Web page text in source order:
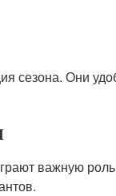
сезона. Они
важную